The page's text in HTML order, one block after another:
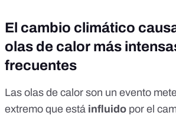
El cambio climático
olas de calor más
frecuentes
Las olas de calor son un evento
extremo que está influido por el